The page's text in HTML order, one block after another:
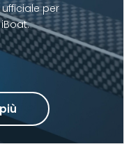
per